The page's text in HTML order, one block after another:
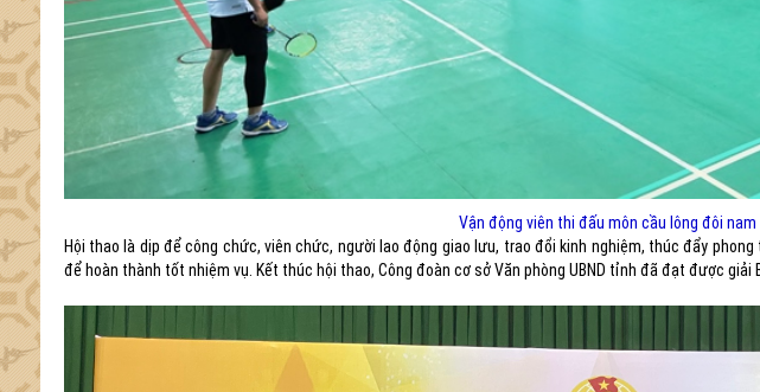
Vận động viên thi đấu môn cầu lông đôi nam
Hội thao là dịp để công chức, viên chức, người lao động giao lưu, trao đổi kinh nghiệm, thúc đẩy
để hoàn thành tốt nhiệm vụ. Kết thúc hội thao, Công đoàn cơ sở Văn phòng UBND tỉnh đã đạt được giải